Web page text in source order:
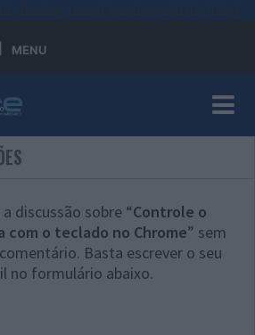
MENU
discussão sobre “Controle o
com o teclado no Chrome” sem
Basta escrever o seu
no formulário abaixo.